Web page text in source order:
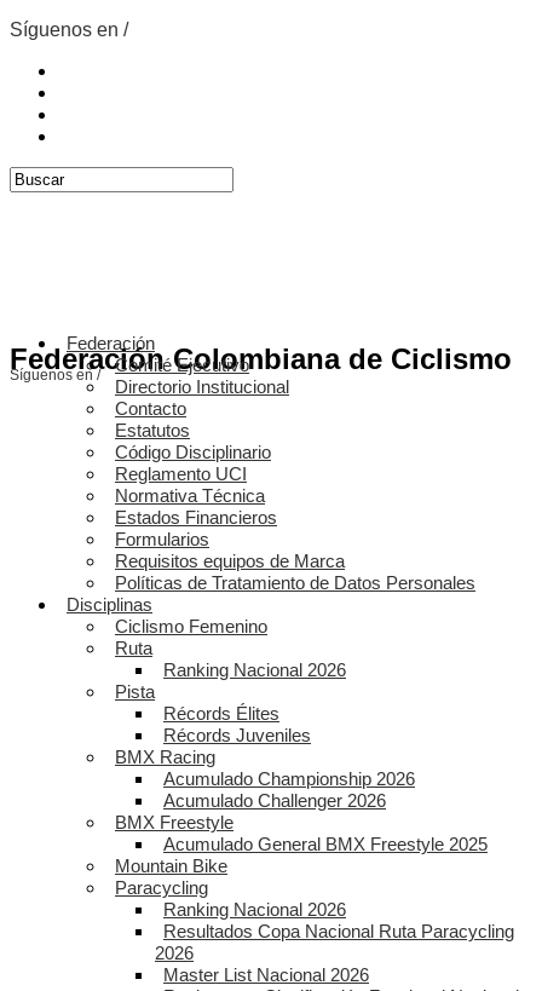
Síguenos en /
Federación Colombiana de Ciclismo
Síguenos en /
Federación
Comité Ejecutivo
Directorio Institucional
Contacto
Estatutos
Código Disciplinario
Reglamento UCI
Normativa Técnica
Estados Financieros
Formularios
Requisitos equipos de Marca
Políticas de Tratamiento de Datos Personales
Disciplinas
Ciclismo Femenino
Ruta
Ranking Nacional 2026
Pista
Récords Élites
Récords Juveniles
BMX Racing
Acumulado Championship 2026
Acumulado Challenger 2026
BMX Freestyle
Acumulado General BMX Freestyle 2025
Mountain Bike
Paracycling
Ranking Nacional 2026
Resultados Copa Nacional Ruta Paracycling
2026
Master List Nacional 2026